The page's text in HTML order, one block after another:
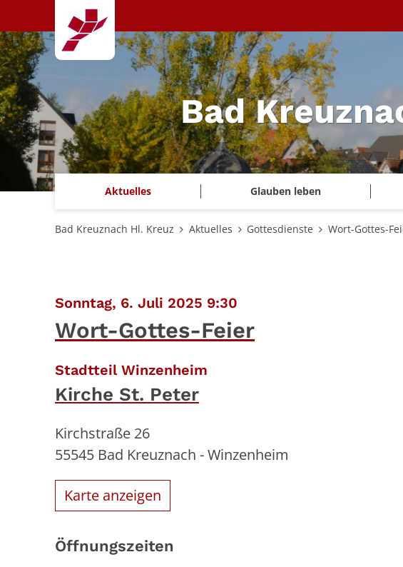
Zum Inhalt springen
Bad
Aktuelles Glauben leben
Bad Kreuznach Hl. Kreuz Aktuelles Gottesdienste Wort-Gottes-
Sonntag, 6. Juli 2025 9:30
Wort-Gottes-Feier
Stadtteil Winzenheim
Kirche St. Peter
Kirchstraße 26
55545 Bad Kreuznach - Winzenheim
Karte anzeigen
Öffnungszeiten